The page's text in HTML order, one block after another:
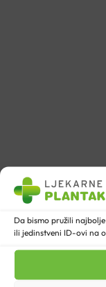
Da bismo pružili
ili jedinstveni ID-ovi na